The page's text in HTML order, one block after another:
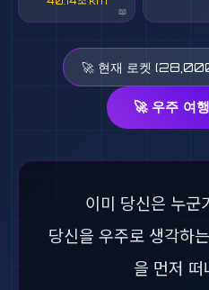
🚀 우주 여
이미 당신은 누군
당신을 우주로 생각하
을 먼저 떠